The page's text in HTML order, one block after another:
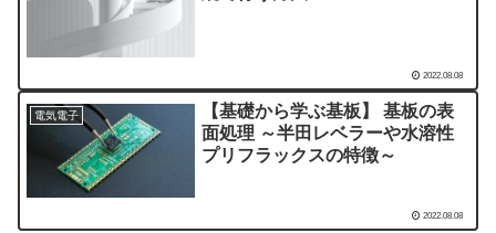
2022.08.08
電気電子
【基礎から学ぶ基板】 基板の表
面処理 ～半田レベラーや水溶性
プリフラックスの特徴～
2022.08.08